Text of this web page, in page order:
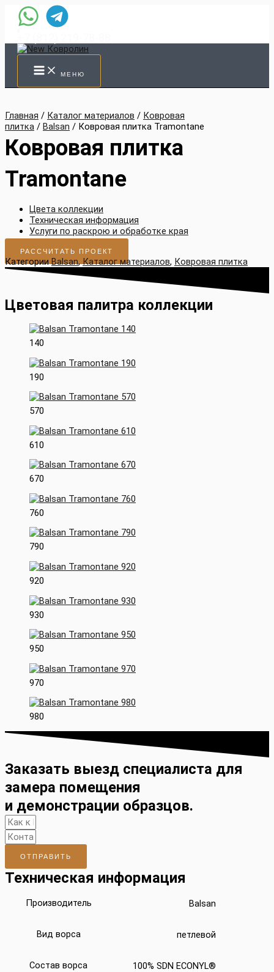
Перейти
содержимому
МЕНЮ
Главная / Каталог материалов / Ковровая
плитка / Balsan / Ковровая плитка Tramontane
Ковровая плитка
Tramontane
Цвета коллекции
Техническая информация
Услуги по раскрою и обработке края
РАССЧИТАТЬ ПРОЕКТ
Категории Balsan,Каталог материалов, Ковровая плитка
Цветовая палитра коллекции
140
190
570
610
670
760
790
920
930
950
970
980
Заказать выезд специалиста для
замера помещения
и демонстрации образцов.
ОТПРАВИТЬ
Техническая информация
Производитель Balsan
Вид ворса петлевой
Состав ворса 100% SDN ECONYL®